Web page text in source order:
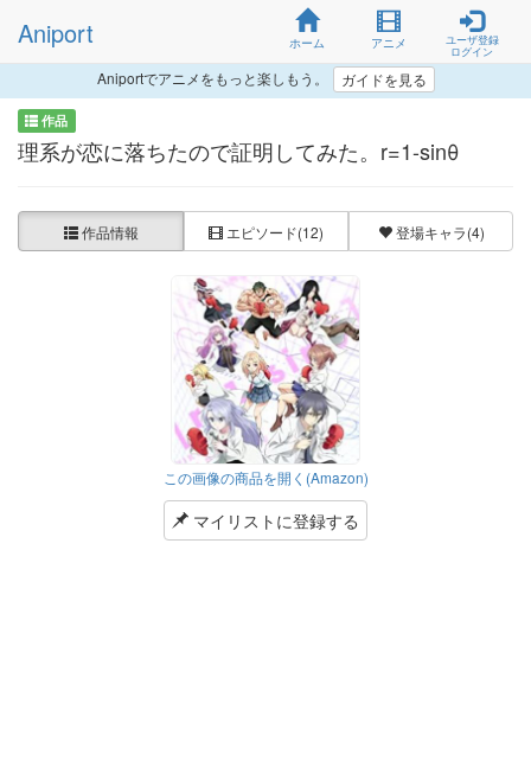
Aniport ホーム アニメ
ユーザ登録
ログイン
Aniportでアニメをもっと楽しもう。 ガイドを見る
作品
理系が恋に落ちたので証明してみた。r=1-sinθ
作品情報 エピソード(12) 登場キャラ(4)
この画像の商品を開く(Amazon)
マイリストに登録する